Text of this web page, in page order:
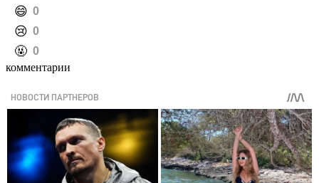
️😄 0
️😢 0
️🤬 0
комментарии